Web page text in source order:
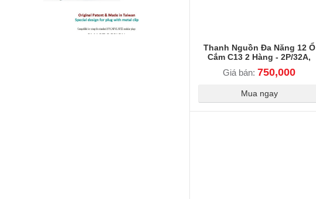
Thanh Nguồn Đa Năng 12 Ổ
Cắm C13 2 Hàng - 2P/32A,
Đèn Cảnh Báo
Giá bán: 750,000
Mua ngay